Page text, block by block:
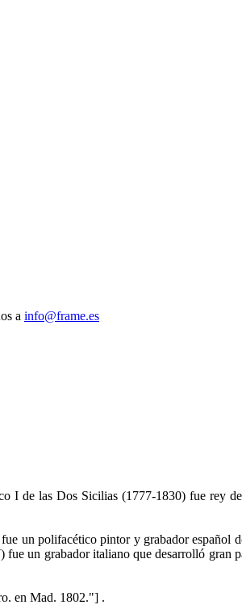
a info@frame.es
I de las Dos Sicilias (1777-1830) fue rey
un polifacético pintor y grabador español
un grabador italiano que desarrolló gran
en Mad. 1802."] .